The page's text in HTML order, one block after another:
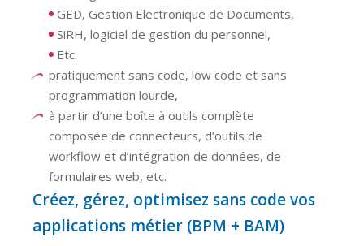
GED, Gestion Electronique de Documents,
SiRH, logiciel de gestion du personnel,
Etc.
pratiquement sans code, low code et sans
programmation lourde,
à partir d’une boîte à outils complète
composée de connecteurs, d’outils de
workflow et d’intégration de données, de
formulaires web, etc.
Créez, gérez, optimisez sans code vos
applications métier (BPM + BAM)